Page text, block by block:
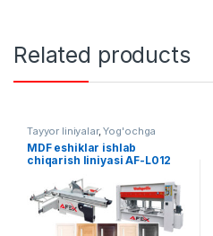
Related products
Tayyor liniyalar,Yog'ochga
ishlov berish
MDF eshiklar ishlab
chiqarish liniyasi AF-L012